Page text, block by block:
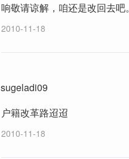
响敬请谅解，咱还是改回去吧。
2010-11-18
sugeladi09
户籍改革路迢迢
2010-11-18